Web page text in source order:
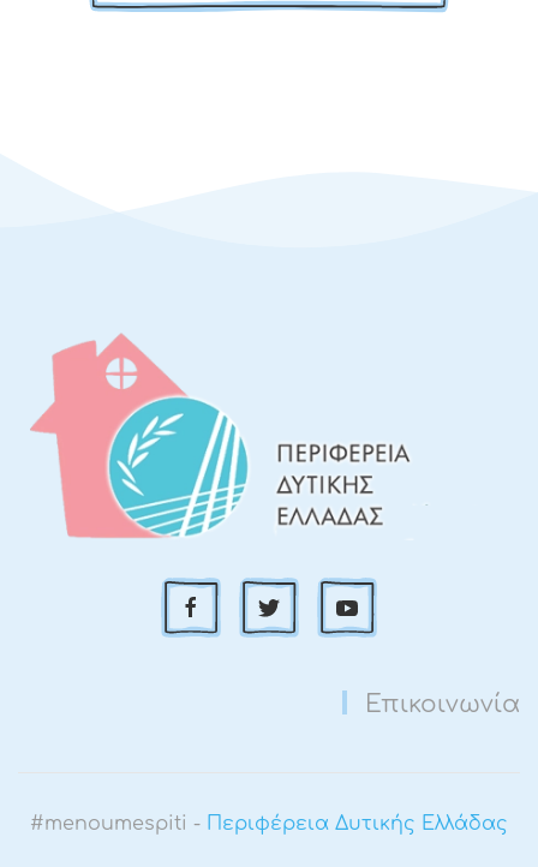
Επικοινωνία
#menoumespiti - Περιφέρεια Δυτικής Ελλάδας